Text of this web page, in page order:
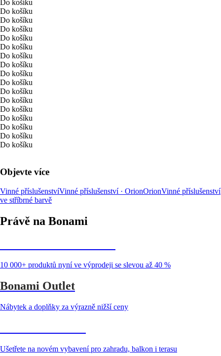
Do košíku
Do košíku
Do košíku
Do košíku
Do košíku
Do košíku
Do košíku
Do košíku
Do košíku
Do košíku
Do košíku
Do košíku
Do košíku
Do košíku
Do košíku
Do košíku
Do košíku
Objevte více
Vinné příslušenstvíVinné příslušenství · OrionOrionVinné příslušenství
ve stříbrné barvě
Právě na Bonami
10 000+ produktů nyní ve výprodeji se slevou až 40 %
Bonami Outlet
Nábytek a doplňky za výrazně nižší ceny
Ušetřete na novém vybavení pro zahradu, balkon i terasu